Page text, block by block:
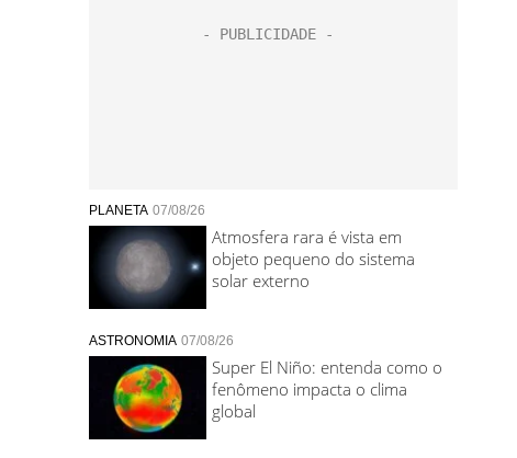
PLANETA 07/08/26
Atmosfera rara é vista em
objeto pequeno do sistema
solar externo
ASTRONOMIA 07/08/26
Super El Niño: entenda como o
fenômeno impacta o clima
global